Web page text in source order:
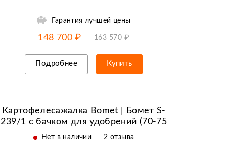
Гарантия лучшей цены
-10% от цены до08.08
148 700 ₽ 163 570 ₽
Подробнее Купить
Картофелесажалка Bomet | Бомет S-
239/1 с бачком для удобрений (70-75
Нет в наличии 2 отзыва